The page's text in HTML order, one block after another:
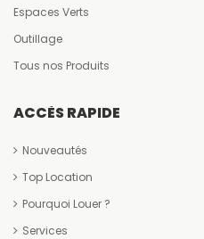
Espaces Verts
Outillage
Tous nos Produits
ACCÈS RAPIDE
Nouveautés
Top Location
Pourquoi Louer ?
Services